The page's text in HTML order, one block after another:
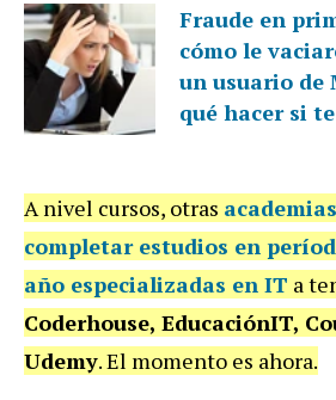
Fraude en
cómo le
un usuario de
qué hacer si
A nivel cursos, otras
completar estudios en
año especializadas en IT a
Coderhouse, EducaciónIT,
Udemy. El momento es ahora.